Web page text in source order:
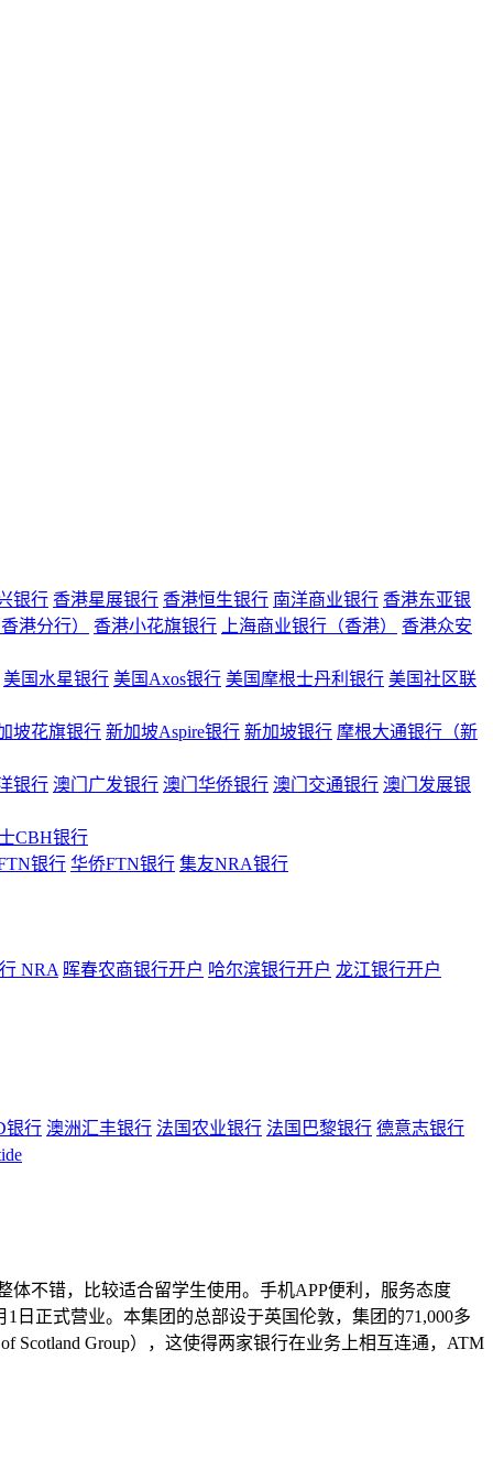
银行 香港星展银行 香港恒生银行 南洋商业银行 香港东亚银
港分行）
香港小花旗银行 上海商业银行（香港） 香港众安
美国水星银行 美国Axos银行 美国摩根士丹利银行 美国社区联
坡花旗银行 新加坡Aspire银行 新加坡银行 摩根大通银行（新
银行 澳门广发银行 澳门华侨银行 澳门交通银行 澳门发展银
CBH银行
银行 华侨FTN银行 集友NRA银行
NRA 晖春农商银行开户 哈尔滨银行开户 龙江银行开户
银行 澳洲汇丰银行 法国农业银行 法国巴黎银行 德意志银行
体不错，比较适合留学生使用。手机APP便利，服务态度
日正式营业。本集团的总部设于英国伦敦，集团的71,000多
Scotland Group），这使得两家银行在业务上相互连通，ATM